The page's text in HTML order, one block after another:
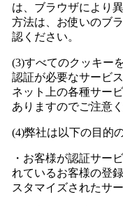
は、ブラウザにより
方法は、お使いのブ
認ください。
(3)すべてのクッキー
認証が必要なサービ
ネット上の各種サー
ありますのでご注意く
(4)弊社は以下の目的
・お客様が認証サー
れているお客様の登
スタマイズされたサ